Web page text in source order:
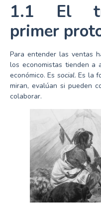
1.1 El
primer
Para entender las ventas
los economistas tienden a
económico. Es social. Es la
miran, evalúan si pueden
colaborar.